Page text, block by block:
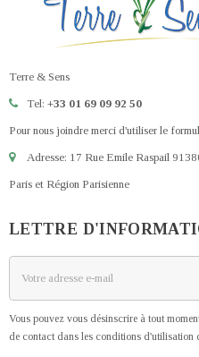
Terre & Sens
Tel: +33 01 69 09 92 50
Pour nous joindre merci d'utiliser le
Adresse: 17 Rue Emile Raspail
Paris et Région Parisienne
LETTRE
Vous pouvez vous désinscrire à tout
de contact dans les conditions d'utilisation